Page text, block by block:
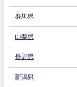
群馬県
山梨県
長野県
新潟県